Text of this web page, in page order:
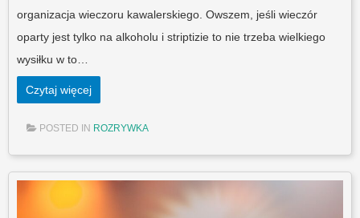
organizacja wieczoru kawalerskiego. Owszem, jeśli wieczór
oparty jest tylko na alkoholu i striptizie to nie trzeba wielkiego
wysiłku w to…
Czytaj więcej
POSTED IN ROZRYWKA